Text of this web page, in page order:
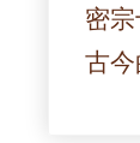
密
古